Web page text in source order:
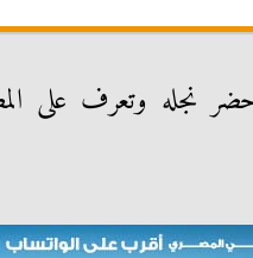
حضر نجله وتعرف على